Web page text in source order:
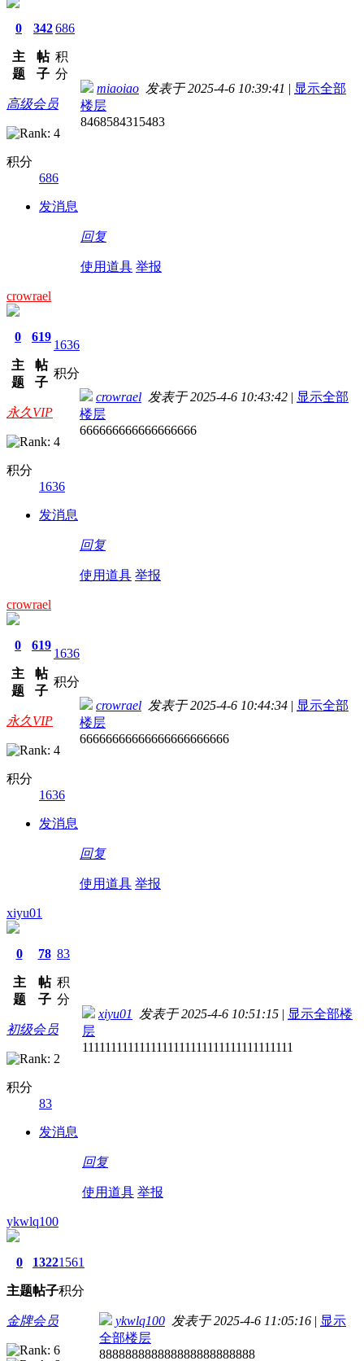
0
主
题
342
帖
子
686
积
分
高级会员
积分
686
发消息
miaoiao 发表于 2025-4-6 10:39:41 | 显示全部
楼层
8468584315483
回复
使用道具 举报
crowrael
0
主
题
619
帖
子
1636
积分
永久VIP
积分
1636
发消息
crowrael 发表于 2025-4-6 10:43:42 | 显示全部
楼层
666666666666666666
回复
使用道具 举报
crowrael
0
主
题
619
帖
子
1636
积分
永久VIP
积分
1636
发消息
crowrael 发表于 2025-4-6 10:44:34 | 显示全部
楼层
66666666666666666666666
回复
使用道具 举报
xiyu01
0
主
题
78
帖
子
83
积
分
初级会员
积分
83
发消息
xiyu01 发表于 2025-4-6 10:51:15 | 显示全部楼
层
1111111111111111111111111111111111111
回复
使用道具 举报
ykwlq100
0
主题
1322
帖子
1561
积分
金牌会员 ykwlq100 发表于 2025-4-6 11:05:16 | 显示
全部楼层
888888888888888888888888